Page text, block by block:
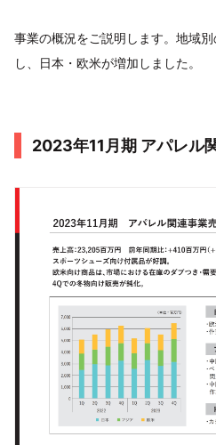
事業の概況をご説明します。地域
し、日本・欧米が増加しました。
2023年11月期 アパレル